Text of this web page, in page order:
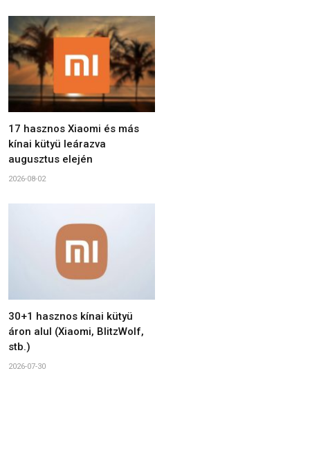
17 hasznos Xiaomi és más
kínai kütyü leárazva
augusztus elején
2026-08-02
30+1 hasznos kínai kütyü
áron alul (Xiaomi, BlitzWolf,
stb.)
2026-07-30